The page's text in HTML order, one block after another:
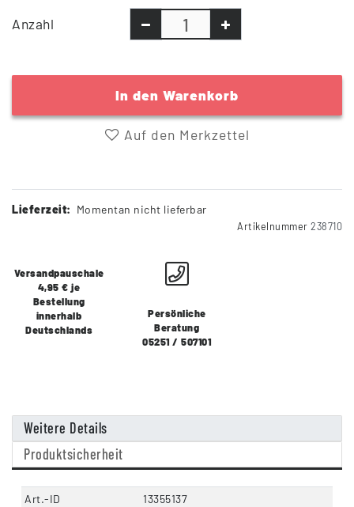
Anzahl
In den Warenkorb
Auf den Merkzettel
Lieferzeit: Momentan nicht lieferbar
Artikelnummer 238710
Versandpauschale
4,95 € je
Bestellung
innerhalb
Deutschlands
Persönliche
Beratung
05251 / 507101
Weitere Details
Produktsicherheit
Art.-ID
13355137